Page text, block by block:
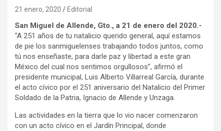
21 enero, 2020 Editorial
San Miguel de Allende, Gto., a 21 de enero del 2020.-
“A 251 años de tu natalicio querido general, aquí estamos
de pie los sanmiguelenses trabajando todos juntos, como
tú nos enseñaste, para darle paz y libertad a este gran
México del cual nos sentimos orgullosos”, afirmó el
presidente municipal, Luis Alberto Villarreal García, durante
el acto cívico por el 251 aniversario del Natalicio del Primer
Soldado de la Patria, Ignacio de Allende y Unzaga.
Las actividades en la tierra que lo vio nacer comenzaron
con un acto cívico en el Jardín Principal, donde